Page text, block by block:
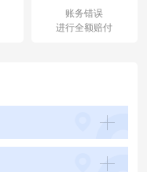
账务错误
进行全额赔付